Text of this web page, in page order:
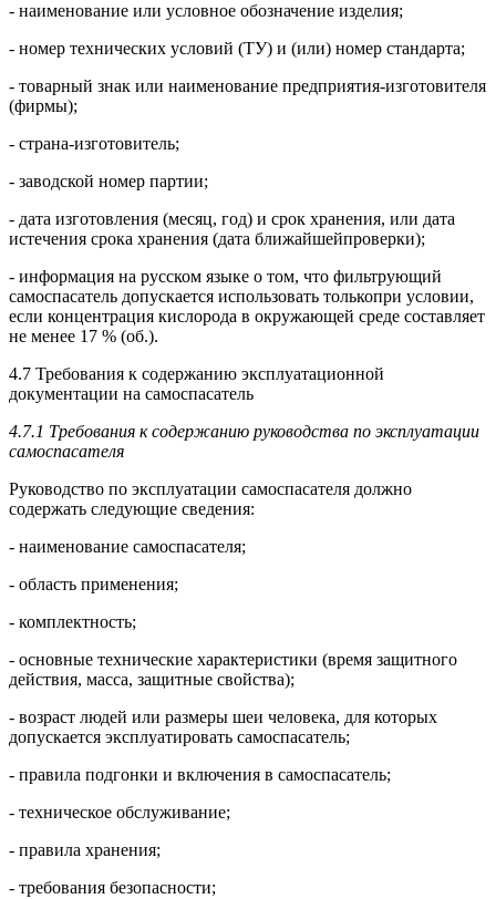
- наименование или условное обозначение изделия;
- номер технических условий (ТУ) и (или) номер стандарта;
- товарный знак или наименование предприятия-изготовителя
(фирмы);
- страна-изготовитель;
- заводской номер партии;
- дата изготовления (месяц, год) и срок хранения, или дата
истечения срока хранения (дата ближайшейпроверки);
- информация на русском языке о том, что фильтрующий
самоспасатель допускается использовать толькопри условии,
если концентрация кислорода в окружающей среде составляет
не менее 17 % (об.).
4.7 Требования к содержанию эксплуатационной
документации на самоспасатель
4.7.1 Требования к содержанию руководства по эксплуатации
самоспасателя
Руководство по эксплуатации самоспасателя должно
содержать следующие сведения:
- наименование самоспасателя;
- область применения;
- комплектность;
- основные технические характеристики (время защитного
действия, масса, защитные свойства);
- возраст людей или размеры шеи человека, для которых
допускается эксплуатировать самоспасатель;
- правила подгонки и включения в самоспасатель;
- техническое обслуживание;
- правила хранения;
- требования безопасности;